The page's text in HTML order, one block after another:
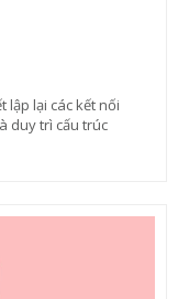
lập lại các kết nối
duy trì cấu trúc